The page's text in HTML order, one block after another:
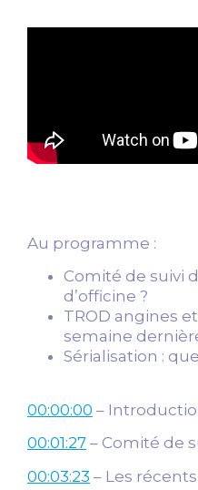
Au programme :
Comité de suivi
d’officine ?
TROD angines
semaine
Sérialisation :
00:00:00 –
00:01:27– Comité de
00:03:23 – Les